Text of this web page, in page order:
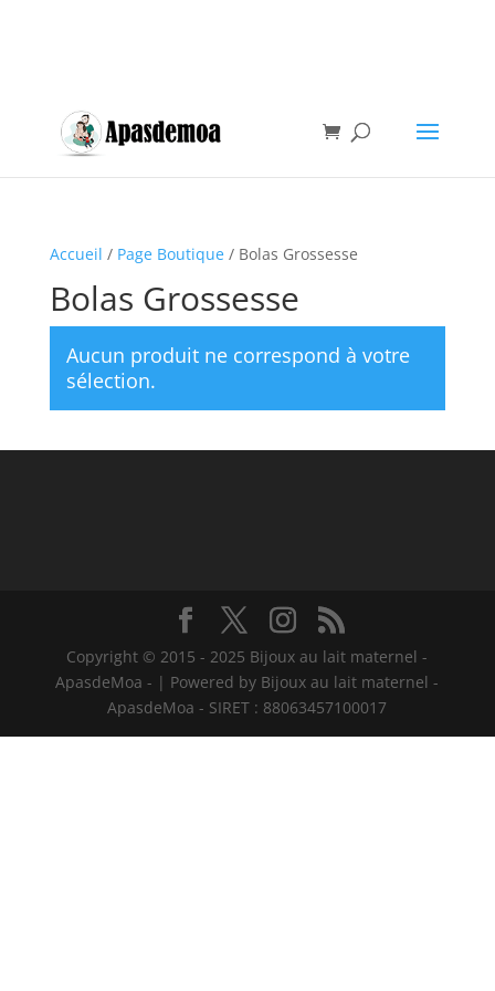
Accueil / Page Boutique/ Bolas Grossesse
Bolas Grossesse
Aucun produit ne correspond à votre
sélection.
Copyright © 2015 - 2025 Bijoux au lait maternel -
ApasdeMoa - | Powered by Bijoux au lait maternel -
ApasdeMoa - SIRET : 88063457100017